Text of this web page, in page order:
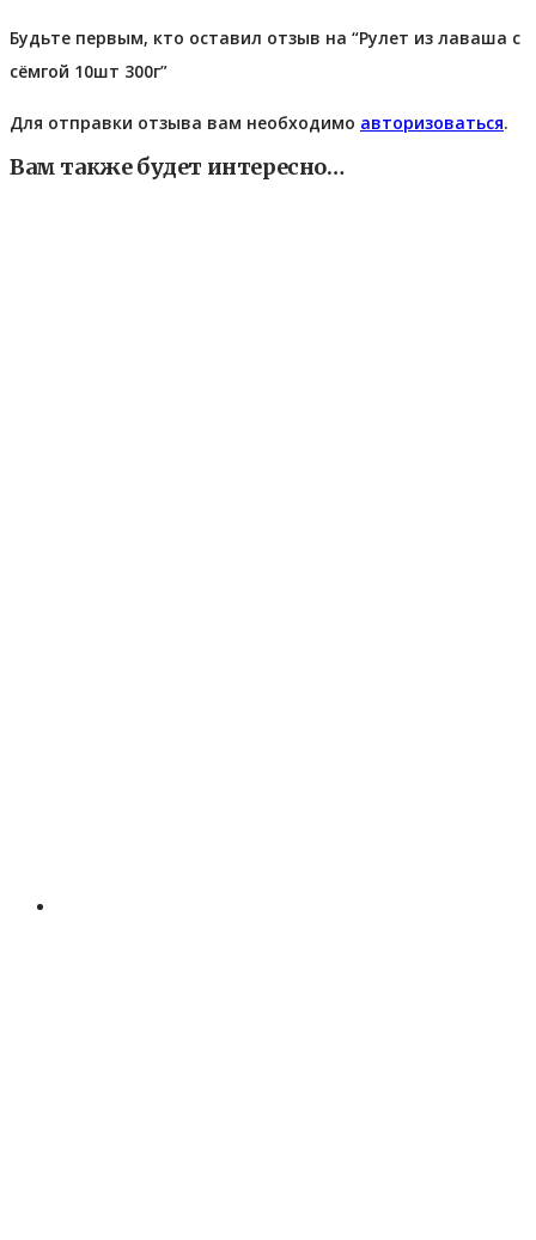
Будьте первым, кто оставил отзыв на “Рулет из лаваша с
сёмгой 10шт 300г”
Для отправки отзыва вам необходимо авторизоваться.
Вам также будет интересно…